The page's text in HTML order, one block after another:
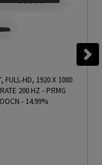
FULL-HD, 1920 X 1080
200 HZ - PRMG
- 14.99%